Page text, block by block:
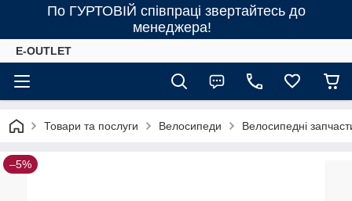
По ГУРТОВІЙ співпраці звертайтесь до
менеджера!
E-OUTLET
Товари та послуги Велосипеди Велосипедні
–5%